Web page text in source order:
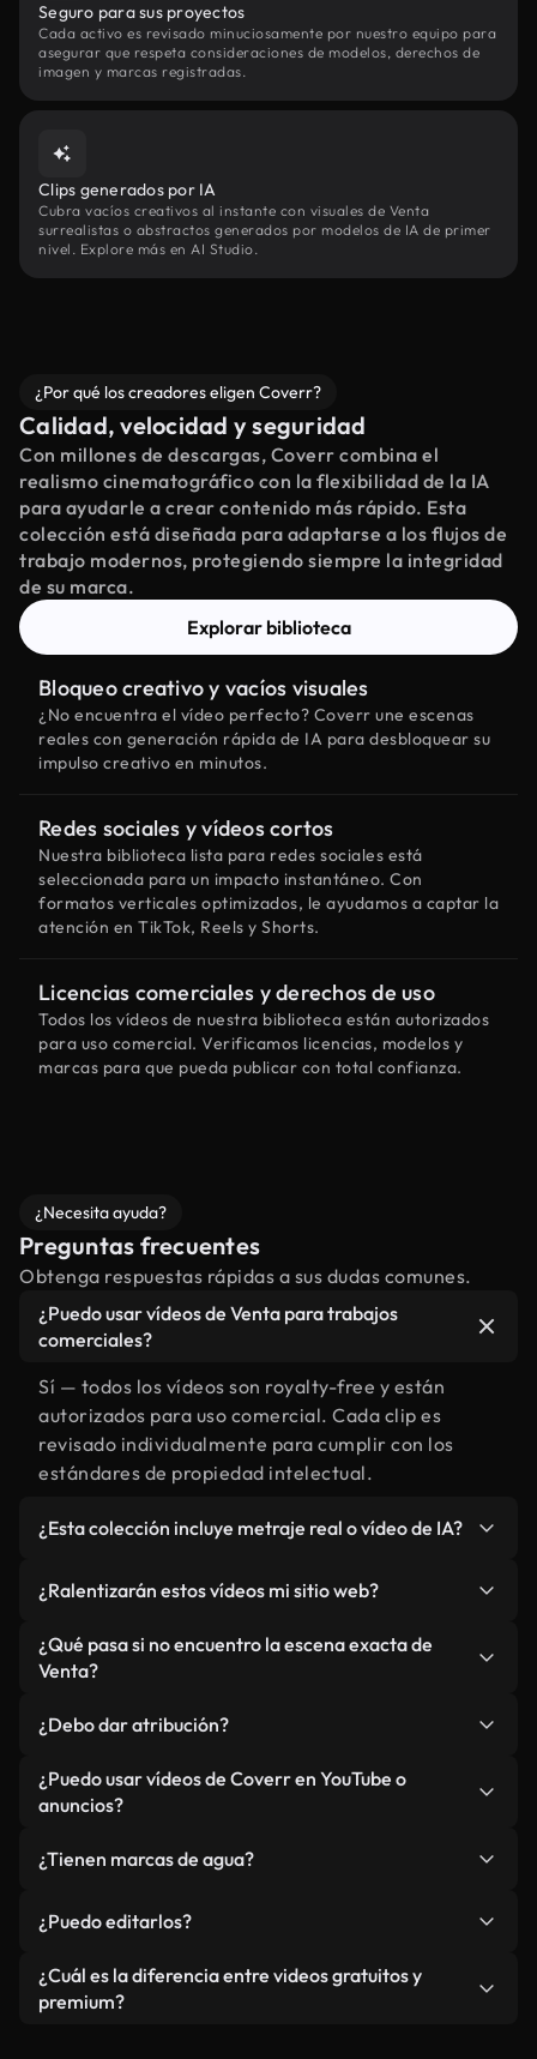
Seguro para sus proyectos
Cada activo es revisado minuciosamente por nuestro equipo para
asegurar que respeta consideraciones de modelos, derechos de
imagen y marcas registradas.
Clips generados por IA
Cubra vacíos creativos al instante con visuales de Venta
surrealistas o abstractos generados por modelos de IA de primer
nivel. Explore más en AI Studio.
¿Por qué los creadores eligen Coverr?
Calidad, velocidad y seguridad
Con millones de descargas, Coverr combina el
realismo cinematográfico con la flexibilidad de la IA
para ayudarle a crear contenido más rápido. Esta
colección está diseñada para adaptarse a los flujos de
trabajo modernos, protegiendo siempre la integridad
de su marca.
Explorar biblioteca
Bloqueo creativo y vacíos visuales
¿No encuentra el vídeo perfecto? Coverr une escenas
reales con generación rápida de IA para desbloquear su
impulso creativo en minutos.
Redes sociales y vídeos cortos
Nuestra biblioteca lista para redes sociales está
seleccionada para un impacto instantáneo. Con
formatos verticales optimizados, le ayudamos a captar la
atención en TikTok, Reels y Shorts.
Licencias comerciales y derechos de uso
Todos los vídeos de nuestra biblioteca están autorizados
para uso comercial. Verificamos licencias, modelos y
marcas para que pueda publicar con total confianza.
¿Necesita ayuda?
Preguntas frecuentes
Obtenga respuestas rápidas a sus dudas comunes.
¿Puedo usar vídeos de Venta para trabajos
comerciales?
Sí — todos los vídeos son royalty-free y están
autorizados para uso comercial. Cada clip es
revisado individualmente para cumplir con los
estándares de propiedad intelectual.
¿Esta colección incluye metraje real o vídeo de IA?
relacionado con Venta y vídeos generados por IA.
Todo está claramente etiquetado.
¿Ralentizarán estos vídeos mi sitio web?
No si selecciona nuestras versiones optimizadas
para web, diseñadas específicamente para uso de
métricas como LCP.
¿Qué pasa si no encuentro la escena exacta de
Venta?
Studio. Describe la escena, como "Venta al
atardecer", y la IA la generará en segundos
conforme a nuestros estándares.
¿Debo dar atribución?
No es necesario. Todos los vídeos en nuestra
biblioteca son royalty-free, aunque siempre se
¿Puedo usar vídeos de Coverr en YouTube o
anuncios?
monetizados y anuncios, siempre que no se
independiente.
¿Tienen marcas de agua?
agua. Obtendrá metraje limpio y listo para usar en
cada descarga.
¿Puedo editarlos?
Sí. Eres libre de recortar o mezclar nuestros
vídeos. Solo asegúrese de que el producto final no
¿Cuál es la diferencia entre videos gratuitos y
premium?